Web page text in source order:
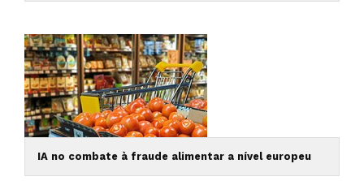
IA no combate à fraude alimentar a nível europeu